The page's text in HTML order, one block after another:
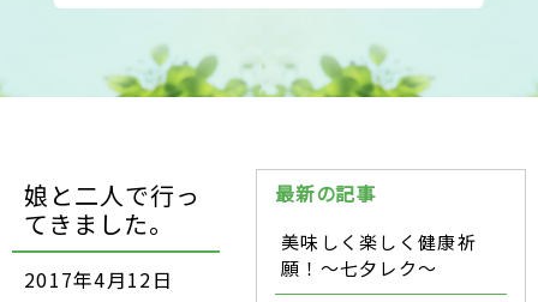
娘と二人で行っ
てきました。
2017年4月12日
最新の記事
美味しく楽しく健康祈
願！～七夕レク～